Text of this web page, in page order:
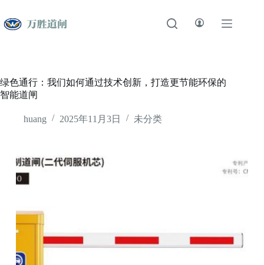
至
内
绿色通行：我们如何通过技术创新，打造更节能环保的
智能道闸
huang 2025年11月3日 未分类